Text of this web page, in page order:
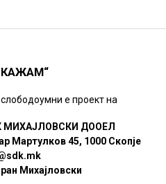
е проект на
МИХАЈЛОВСКИ ДООЕЛ
Мартулков 45, 1000 Скопје
Михајловски